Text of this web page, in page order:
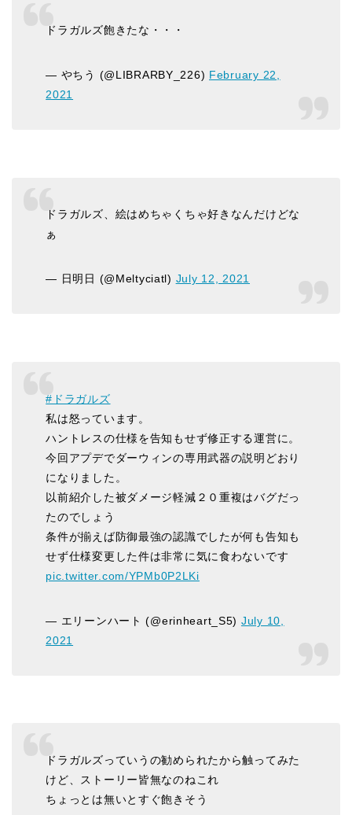
ドラガルズ飽きたな・・・
— やちう (@LIBRARBY_226) February 22,
2021
ドラガルズ、絵はめちゃくちゃ好きなんだけどな
ぁ
— 日明日 (@Meltyciatl) July 12, 2021
#ドラガルズ
私は怒っています。
ハントレスの仕様を告知もせず修正する運営に。
今回アプデでダーウィンの専用武器の説明どおり
になりました。
以前紹介した被ダメージ軽減２０重複はバグだっ
たのでしょう
条件が揃えば防御最強の認識でしたが何も告知も
せず仕様変更した件は非常に気に食わないです
pic.twitter.com/YPMb0P2LKi
— エリーンハート (@erinheart_S5) July 10,
2021
ドラガルズっていうの勧められたから触ってみた
けど、ストーリー皆無なのねこれ
ちょっとは無いとすぐ飽きそう